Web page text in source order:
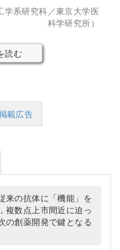
学系研究科／東京大学医
科学研究所）
読む
載広告
来の抗体に「機能」を
複数点上市間近に迫っ
の創薬開発で鍵となる